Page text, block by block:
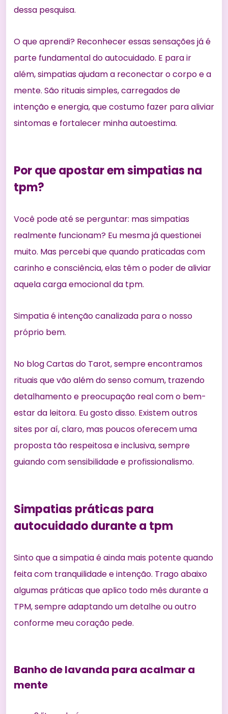
dessa pesquisa.
O que aprendi? Reconhecer essas sensações já é
parte fundamental do autocuidado. E para ir
além, simpatias ajudam a reconectar o corpo e a
mente. São rituais simples, carregados de
intenção e energia, que costumo fazer para aliviar
sintomas e fortalecer minha autoestima.
Por que apostar em simpatias na
tpm?
Você pode até se perguntar: mas simpatias
realmente funcionam? Eu mesma já questionei
muito. Mas percebi que quando praticadas com
carinho e consciência, elas têm o poder de aliviar
aquela carga emocional da tpm.
Simpatia é intenção canalizada para o nosso
próprio bem.
No blog Cartas do Tarot, sempre encontramos
rituais que vão além do senso comum, trazendo
detalhamento e preocupação real com o bem-
estar da leitora. Eu gosto disso. Existem outros
sites por aí, claro, mas poucos oferecem uma
proposta tão respeitosa e inclusiva, sempre
guiando com sensibilidade e profissionalismo.
Simpatias práticas para
autocuidado durante a tpm
Sinto que a simpatia é ainda mais potente quando
feita com tranquilidade e intenção. Trago abaixo
algumas práticas que aplico todo mês durante a
TPM, sempre adaptando um detalhe ou outro
conforme meu coração pede.
Banho de lavanda para acalmar a
mente